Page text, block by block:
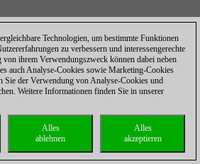
Technologien, um bestimmte Funktionen
zu verbessern und interessengerechte
von ihrem Verwendungszweck können dabei neben
auch Analyse-Cookies sowie Marketing-Cookies
Sie der Verwendung von Analyse-Cookies und
Weitere Informationen finden Sie in unserer
Alles
akzeptieren
Alles
ablehnen